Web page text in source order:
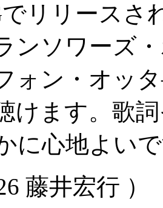
リリースさ
ンソワーズ
ォン・オッ
けます。歌
に心地よい
藤井宏行 ）